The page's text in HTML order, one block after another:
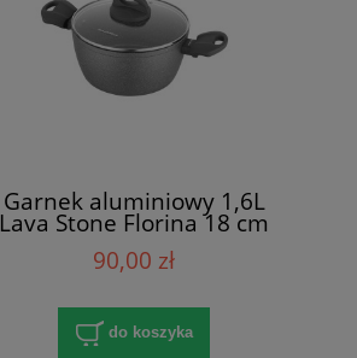
Garnek aluminiowy 1,6L
Lava Stone Florina 18 cm
90,00 zł
do koszyka